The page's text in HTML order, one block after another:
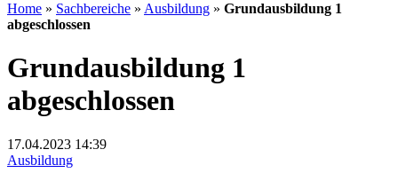
Home » Sachbereiche » Ausbildung » Grundausbildung 1
abgeschlossen
Grundausbildung 1
abgeschlossen
17.04.2023 14:39
Ausbildung